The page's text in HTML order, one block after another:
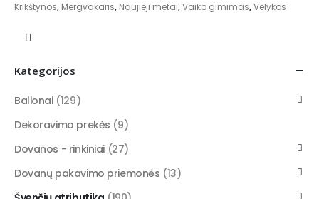
Krikštynos, Mergvakaris, Naujieji metai,Vaiko gimimas,Velykos
Kategorijos
Balionai (129)
Dekoravimo prekės (9)
Dovanos - rinkiniai (27)
Dovanų pakavimo priemonės (13)